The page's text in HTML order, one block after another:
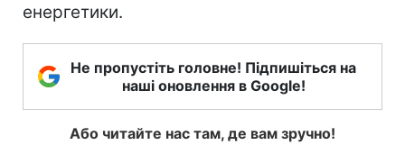
енергетики.
Не пропустіть головне! Підпишіться на
наші оновлення в Google!
Або читайте нас там, де вам зручно!